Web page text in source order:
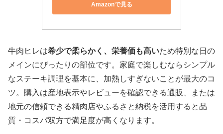
Amazonで見る
牛肉ヒレは希少で柔らかく、栄養価も高いため特別な日の
メインにぴったりの部位です。家庭で楽しむならシンプル
なステーキ調理を基本に、加熱しすぎないことが最大のコ
ツ。購入は産地表示やレビューを確認できる通販、または
地元の信頼できる精肉店やふるさと納税を活用すると品
質・コスパ双方で満足度が高くなります。